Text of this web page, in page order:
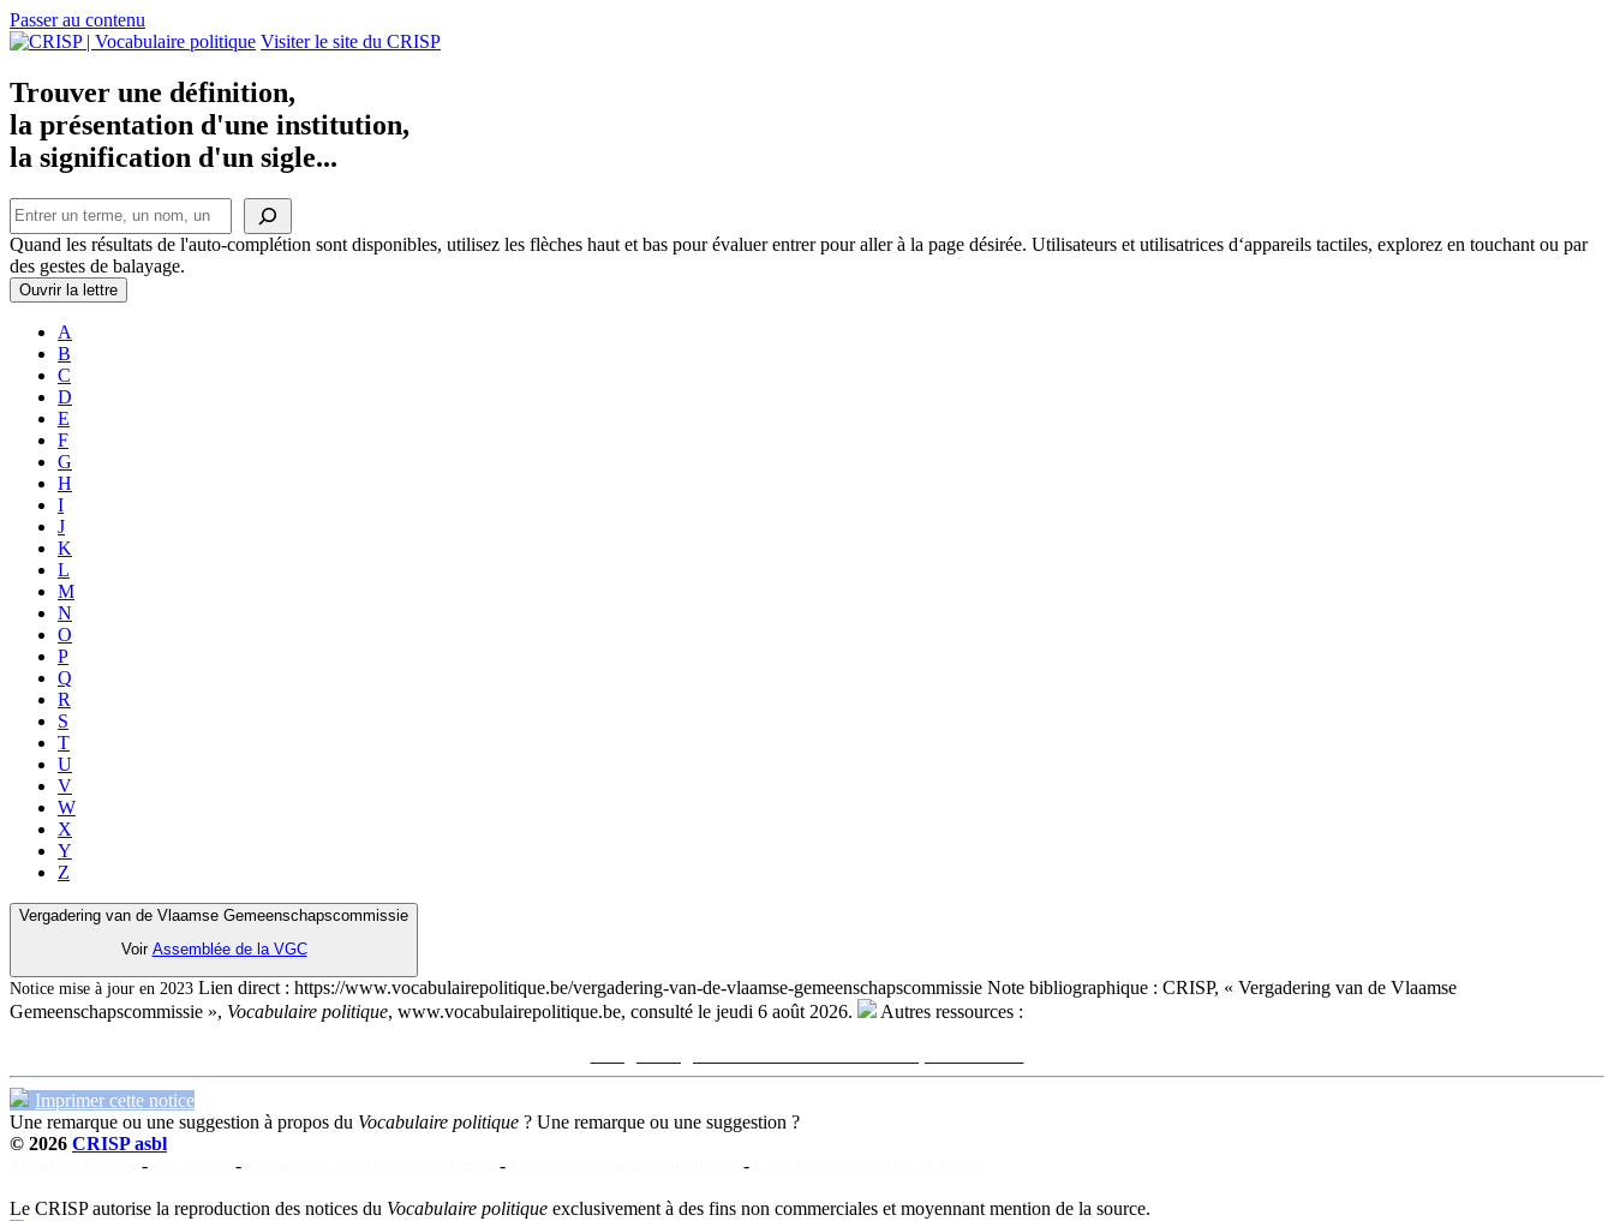
Passer au contenu
Navigation
principale
Visiter le site du CRISP
Trouver une définition,
la présentation d'une institution,
la signification d'un sigle...
Rechercher
Quand les résultats de l'auto-complétion sont disponibles, utilisez les flèches haut et bas pour évaluer entrer pour aller à la page désirée. Utilisateurs et utilisatrices d‘appareils tactiles, explorez en touchant ou par
des gestes de balayage.
Ouvrir la lettre
A
B
C
D
E
F
G
H
I
J
K
L
M
N
O
P
Q
R
S
T
U
V
W
X
Y
Z
Vergadering van de Vlaamse Gemeenschapscommissie
Voir Assemblée de la VGC
Notice mise à jour en 2023 Lien direct : https://www.vocabulairepolitique.be/vergadering-van-de-vlaamse-gemeenschapscommissie Note bibliographique : CRISP, « Vergadering van de Vlaamse
Gemeenschapscommissie », Vocabulaire politique, www.vocabulairepolitique.be, consulté le jeudi 6 août 2026.
Autres ressources :
Imprimer cette notice
Une remarque ou une suggestion à propos du Vocabulaire politique ? Une remarque ou une suggestion ?
© 2026 CRISP asbl
- - - -
Le CRISP autorise la reproduction des notices du Vocabulaire politique exclusivement à des fins non commerciales et moyennant mention de la source.